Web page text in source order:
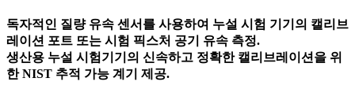
독자적인 질량 유속 센서를 사용하여 누설 시험 기기의 캘리브
레이션 포트 또는 시험 픽스처 공기 유속 측정.
생산용 누설 시험기기의 신속하고 정확한 캘리브레이션을 위
한 NIST 추적 가능 계기 제공.